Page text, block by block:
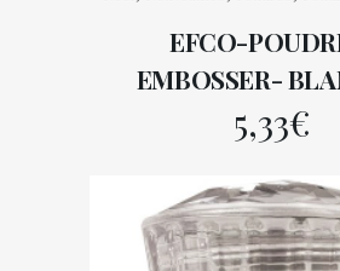
EFCO-
EMBOSSER-
5,33€